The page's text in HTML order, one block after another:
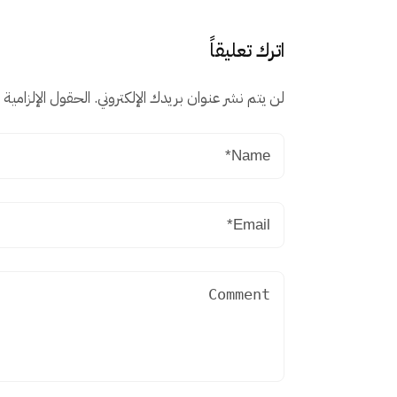
اترك تعليقاً
لن يتم نشر عنوان بريدك الإلكتروني. الحقول